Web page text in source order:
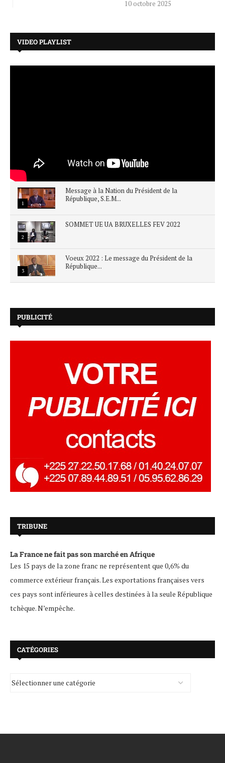
10 octobre 2025
VIDEO PLAYLIST
1
Message à la Nation du Président de la
République, S.E.M...
2
SOMMET UE UA BRUXELLES FEV 2022
3
Voeux 2022 : Le message du Président de la
République...
PUBLICITÉ
TRIBUNE
La France ne fait pas son marché en Afrique
Les 15 pays de la zone franc ne représentent que 0,6% du
commerce extérieur français. Les exportations françaises vers
ces pays sont inférieures à celles destinées à la seule République
tchèque. N’empêche.
CATÉGORIES